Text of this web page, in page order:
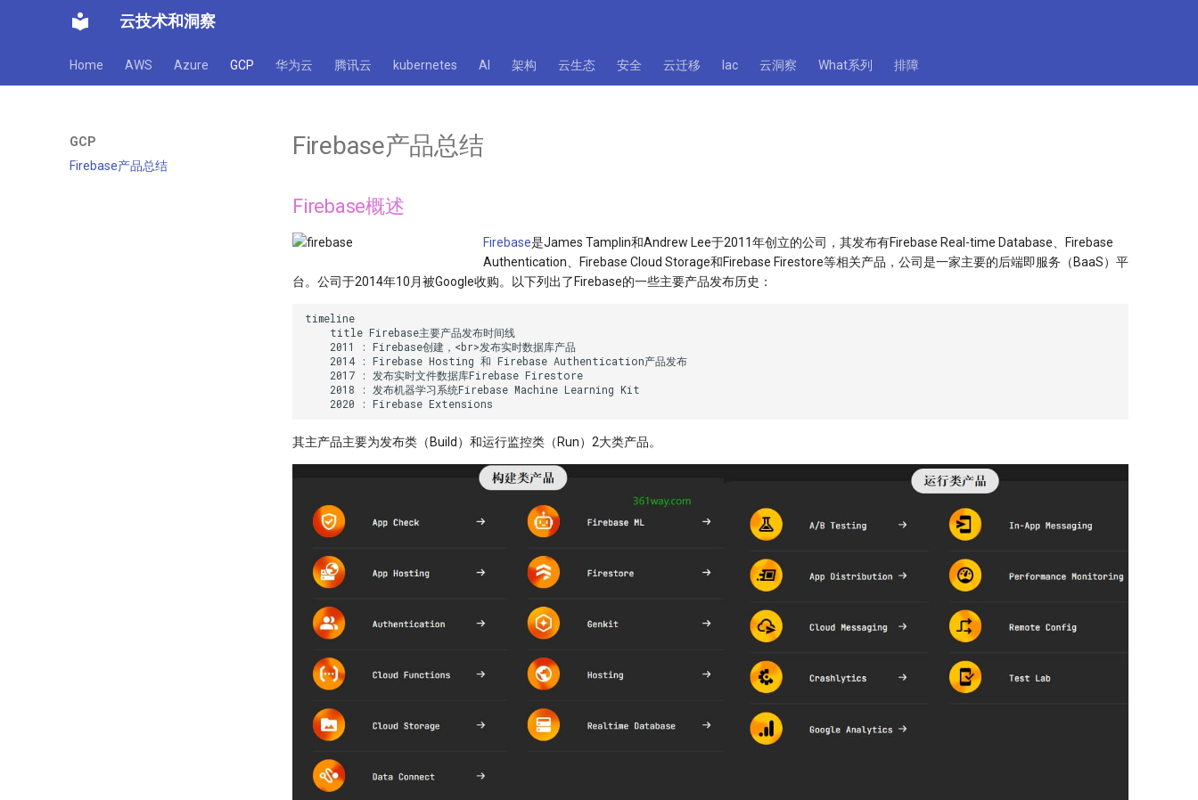
云技术和洞察
Home AWS Azure GCP 华为云 腾讯云 kubernetes AI 架构 云生态 安全 云迁移 Iac 云洞察 What系列 排障
GCP
Firebase产品总结
Firebase产品总结
Firebase概述
Firebase是James Tamplin和Andrew Lee于2011年创立的公司，其发布有Firebase Real-time Database、Firebase
Authentication、Firebase Cloud Storage和Firebase Firestore等相关产品，公司是一家主要的后端即服务（BaaS）平
台。公司于2014年10月被Google收购。以下列出了Firebase的一些主要产品发布历史：
timeline
    title Firebase主要产品发布时间线
    2011 : Firebase创建，<br>发布实时数据库产品
    2014 : Firebase Hosting 和 Firebase Authentication产品发布
    2017 : 发布实时文件数据库Firebase Firestore
    2018 : 发布机器学习系统Firebase Machine Learning Kit
    2020 : Firebase Extensions
其主产品主要为发布类（Build）和运行监控类（Run）2大类产品。